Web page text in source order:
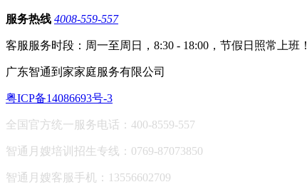
服务热线 4008-559-557
客服服务时段：周一至周日，8:30 - 18:00，节假日照常上班！
广东智通到家家庭服务有限公司
粤ICP备14086693号-3
全国官方统一服务电话：400-8559-557
智通月嫂培训招生专线：0769-87073850
智通月嫂客服手机：13556602709